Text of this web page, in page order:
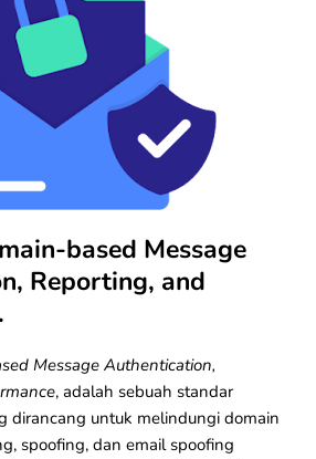
based Message
Reporting, and
Message Authentication,
, adalah sebuah standar
dirancang untuk melindungi domain
spoofing, dan email spoofing